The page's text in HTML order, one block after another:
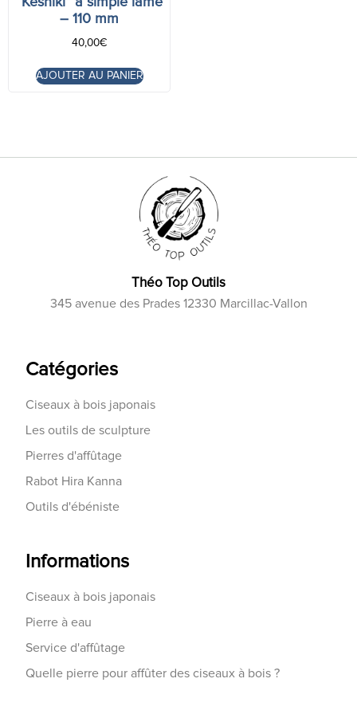
– 110 mm
40,00€
AJOUTER AU PANIER
Théo Top Outils
345 avenue des Prades 12330 Marcillac-Vallon
Catégories
Ciseaux à bois japonais
Les outils de sculpture
Pierres d'affûtage
Rabot Hira Kanna
Outils d'ébéniste
Informations
Ciseaux à bois japonais
Pierre à eau
Service d'affûtage
Quelle pierre pour affûter des ciseaux à bois ?